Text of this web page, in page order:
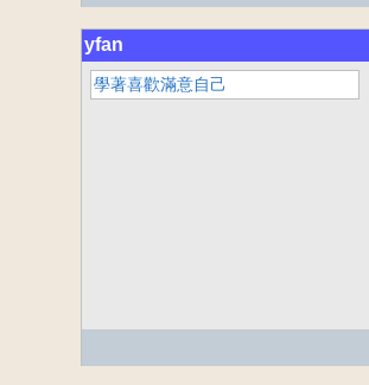
yfan
學著喜歡滿意自己